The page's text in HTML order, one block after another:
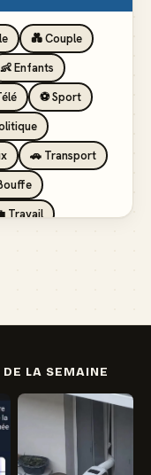
💑 Couple
👶 Enfants
⚽ Sport
🚗 Transport
Travail
DE LA SEMAINE